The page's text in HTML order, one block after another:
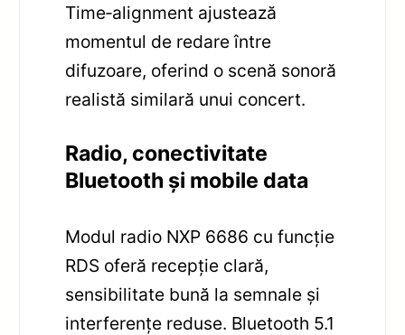
Time‑alignment ajustează
momentul de redare între
difuzoare, oferind o scenă sonoră
realistă similară unui concert.
Radio, conectivitate
Bluetooth și mobile data
Modul radio NXP 6686 cu funcție
RDS oferă recepție clară,
sensibilitate bună la semnale și
interferențe reduse. Bluetooth 5.1